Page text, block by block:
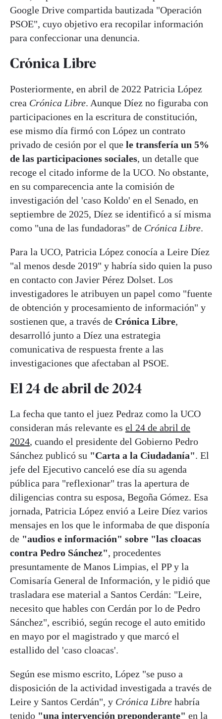
Google Drive compartida bautizada "Operación
PSOE", cuyo objetivo era recopilar información
para confeccionar una denuncia.
Crónica Libre
Posteriormente, en abril de 2022 Patricia López
crea Crónica Libre. Aunque Díez no figuraba con
participaciones en la escritura de constitución,
ese mismo día firmó con López un contrato
privado de cesión por el que le transfería un 5%
de las participaciones sociales, un detalle que
recoge el citado informe de la UCO. No obstante,
en su comparecencia ante la comisión de
investigación del 'caso Koldo' en el Senado, en
septiembre de 2025, Díez se identificó a sí misma
como "una de las fundadoras" de Crónica Libre.
Para la UCO, Patricia López conocía a Leire Díez
"al menos desde 2019" y habría sido quien la puso
en contacto con Javier Pérez Dolset. Los
investigadores le atribuyen un papel como "fuente
de obtención y procesamiento de información" y
sostienen que, a través de Crónica Libre,
desarrolló junto a Díez una estrategia
comunicativa de respuesta frente a las
investigaciones que afectaban al PSOE.
El 24 de abril de 2024
La fecha que tanto el juez Pedraz como la UCO
consideran más relevante es el 24 de abril de
2024, cuando el presidente del Gobierno Pedro
Sánchez publicó su "Carta a la Ciudadanía". El
jefe del Ejecutivo canceló ese día su agenda
pública para "reflexionar" tras la apertura de
diligencias contra su esposa, Begoña Gómez. Esa
jornada, Patricia López envió a Leire Díez varios
mensajes en los que le informaba de que disponía
de "audios e información" sobre "las cloacas
contra Pedro Sánchez", procedentes
presuntamente de Manos Limpias, el PP y la
Comisaría General de Información, y le pidió que
trasladara ese material a Santos Cerdán: "Leire,
necesito que hables con Cerdán por lo de Pedro
Sánchez", escribió, según recoge el auto emitido
en mayo por el magistrado y que marcó el
estallido del 'caso cloacas'.
Según ese mismo escrito, López "se puso a
disposición de la actividad investigada a través de
Leire y Santos Cerdán", y Crónica Libre habría
tenido "una intervención preponderante" en la